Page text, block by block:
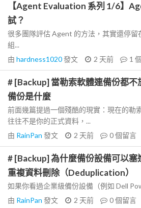
【Agent Evaluation 系列 1/6】
試？
很多團隊評估 Agent 的方法，其實還停
組...
由 hardness1020發文 2 天前 1
# [Backup] 當勒索軟體連備份都不
備份是什麼
前面幾篇提過一個殘酷的現實：現在的勒
往往不是你的正式資料，...
由 RainPan 發文 2 天前 0個留言
# [Backup] 為什麼備份設備可以塞
重複資料刪除（Deduplication）
如果你看過企業級備份設備（例如 Dell
由 RainPan 發文 2 天前 0個留言